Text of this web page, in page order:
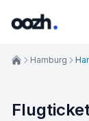
Hamburg